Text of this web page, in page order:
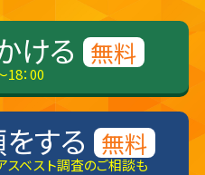
ける 無料
18：00
する 無料
スベスト調査のご相談も